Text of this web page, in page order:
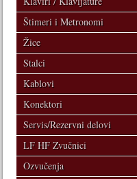
Štimeri i Metronomi
Žice
Stalci
Kablovi
Konektori
Servis/Rezervni delovi
LF HF Zvučnici
Ozvučenja